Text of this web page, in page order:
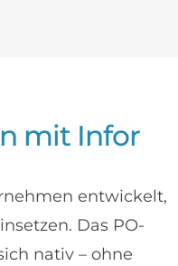
mit Infor
entwickelt,
Das PO-
nativ – ohne